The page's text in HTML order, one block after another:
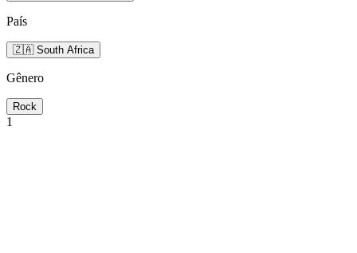
País
🇿🇦 South Africa
Gênero
Rock
1